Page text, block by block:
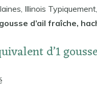
Illinois Typiquement,
d’ail fraîche,
d’1